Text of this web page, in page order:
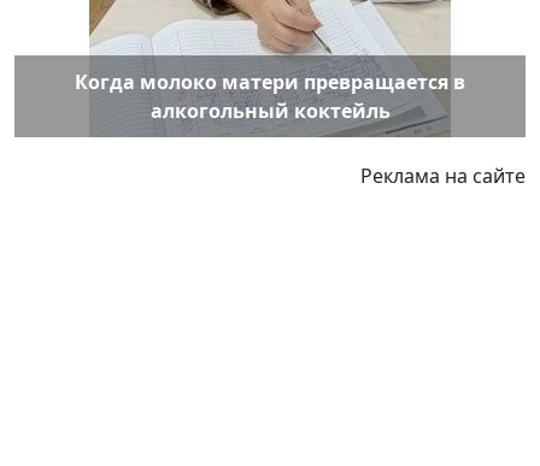
Когда молоко матери превращается в
алкогольный коктейль
Реклама на сайте